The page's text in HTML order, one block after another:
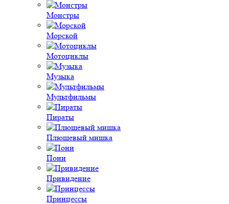
Монстры
Морской
Мотоциклы
Музыка
Мультфильмы
Пираты
Плюшевый мишка
Пони
Привидение
Принцессы